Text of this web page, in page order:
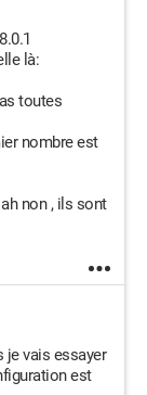
là:
toutes
nombre est
non , ils sont
je vais essayer
est